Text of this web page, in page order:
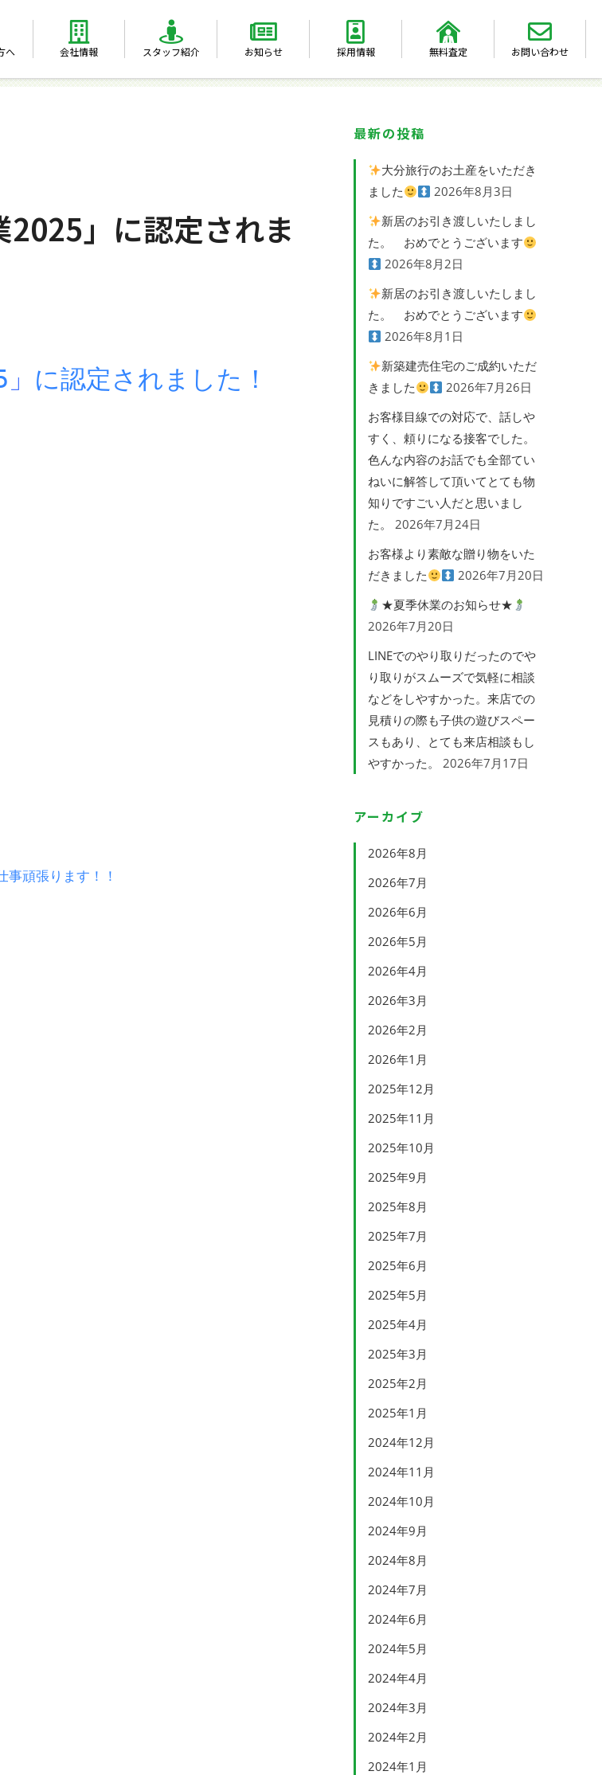
へ 会社情報 スタッフ紹介 お知らせ 採用情報 無料査定 お問い合わせ
2025」に認定されま
」 に認定されました！
頑張ります！！
最新の投稿
大分旅行のお土産をいただき
ました
2026年8月3日
新居のお引き渡しいたしまし
た。 おめでとうございます
2026年8月2日
新居のお引き渡しいたしまし
た。 おめでとうございます
2026年8月1日
新築建売住宅のご成約いただ
きました
2026年7月26日
お客様目線での対応で、話しや
すく、頼りになる接客でした。
色んな内容のお話でも全部てい
ねいに解答して頂いてとても物
知りですごい人だと思いまし
た。
2026年7月24日
お客様より素敵な贈り物をいた
だきました
2026年7月20日
★夏季休業のお知らせ★
2026年7月20日
LINEでのやり取りだったのでや
り取りがスムーズで気軽に相談
などをしやすかった。来店での
見積りの際も子供の遊びスペー
スもあり、とても来店相談もし
やすかった。
2026年7月17日
アーカイブ
2026年8月
2026年7月
2026年6月
2026年5月
2026年4月
2026年3月
2026年2月
2026年1月
2025年12月
2025年11月
2025年10月
2025年9月
2025年8月
2025年7月
2025年6月
2025年5月
2025年4月
2025年3月
2025年2月
2025年1月
2024年12月
2024年11月
2024年10月
2024年9月
2024年8月
2024年7月
2024年6月
2024年5月
2024年4月
2024年3月
2024年2月
2024年1月